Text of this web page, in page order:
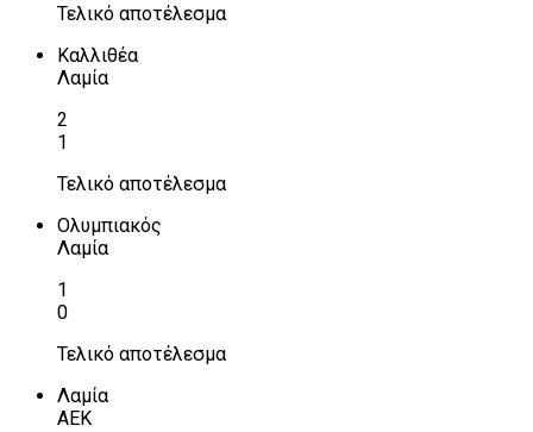
Τελικό αποτέλεσμα
Καλλιθέα
Λαμία
2
1
Τελικό αποτέλεσμα
Ολυμπιακός
Λαμία
1
0
Τελικό αποτέλεσμα
Λαμία
ΑΕΚ